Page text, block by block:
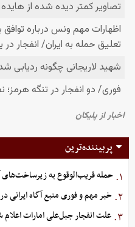
پربیننده‌ترین
۱. حمله قریب‌الوقوع به زیرساخت‌های
۲. خبر مهم و فوری منبع آگاه ایرانی
۳. علت انفجار جبل‌علی امارات اعلام